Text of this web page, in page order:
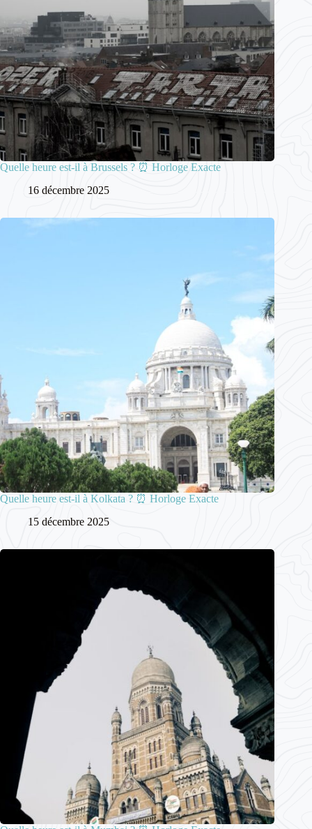
Quelle heure est-il à Brussels ? ⏰ Horloge Exacte
16 décembre 2025
Quelle heure est-il à Kolkata ? ⏰ Horloge Exacte
15 décembre 2025